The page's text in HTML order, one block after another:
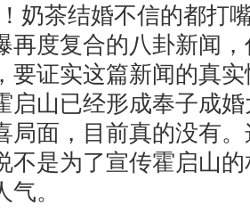
奶茶结婚不信的都
再度复合的八卦新闻
要证实这篇新闻的真
启山已经形成奉子成
局面，目前真的没有
不是为了宣传霍启山
。